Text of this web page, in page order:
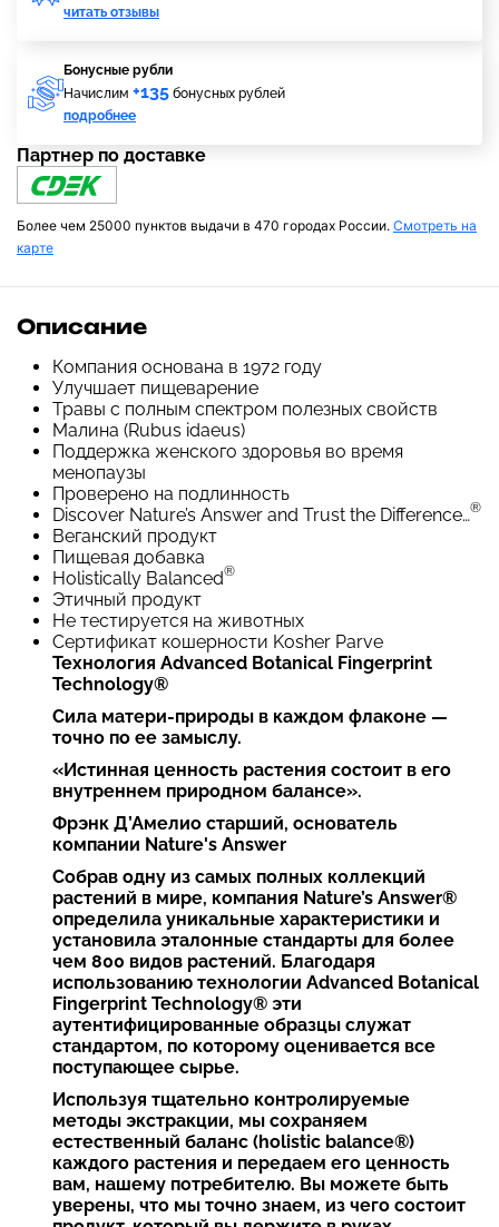
читать отзывы
Бонусные рубли
Начислим +135 бонусных рублей
подробнее
Партнер по доставке
Более чем 25000 пунктов выдачи в 470 городах России. Смотреть на
карте
Описание
Компания основана в 1972 году
Улучшает пищеварение
Травы с полным спектром полезных свойств
Малина (Rubus idaeus)
Поддержка женского здоровья во время
менопаузы
Проверено на подлинность
Discover Nature’s Answer and Trust the Difference…®
Веганский продукт
Пищевая добавка
Holistically Balanced®
Этичный продукт
Не тестируется на животных
Сертификат кошерности Kosher Parve
Технология Advanced Botanical Fingerprint
Technology®
Сила матери-природы в каждом флаконе —
точно по ее замыслу.
«Истинная ценность растения состоит в его
внутреннем природном балансе».
Фрэнк Д’Амелио старший, основатель
компании Nature's Answer
Собрав одну из самых полных коллекций
растений в мире, компания Nature’s Answer®
определила уникальные характеристики и
установила эталонные стандарты для более
чем 800 видов растений. Благодаря
использованию технологии Advanced Botanical
Fingerprint Technology® эти
аутентифицированные образцы служат
стандартом, по которому оценивается все
поступающее сырье.
Используя тщательно контролируемые
методы экстракции, мы сохраняем
естественный баланс (holistic balance®)
каждого растения и передаем его ценность
вам, нашему потребителю. Вы можете быть
уверены, что мы точно знаем, из чего состоит